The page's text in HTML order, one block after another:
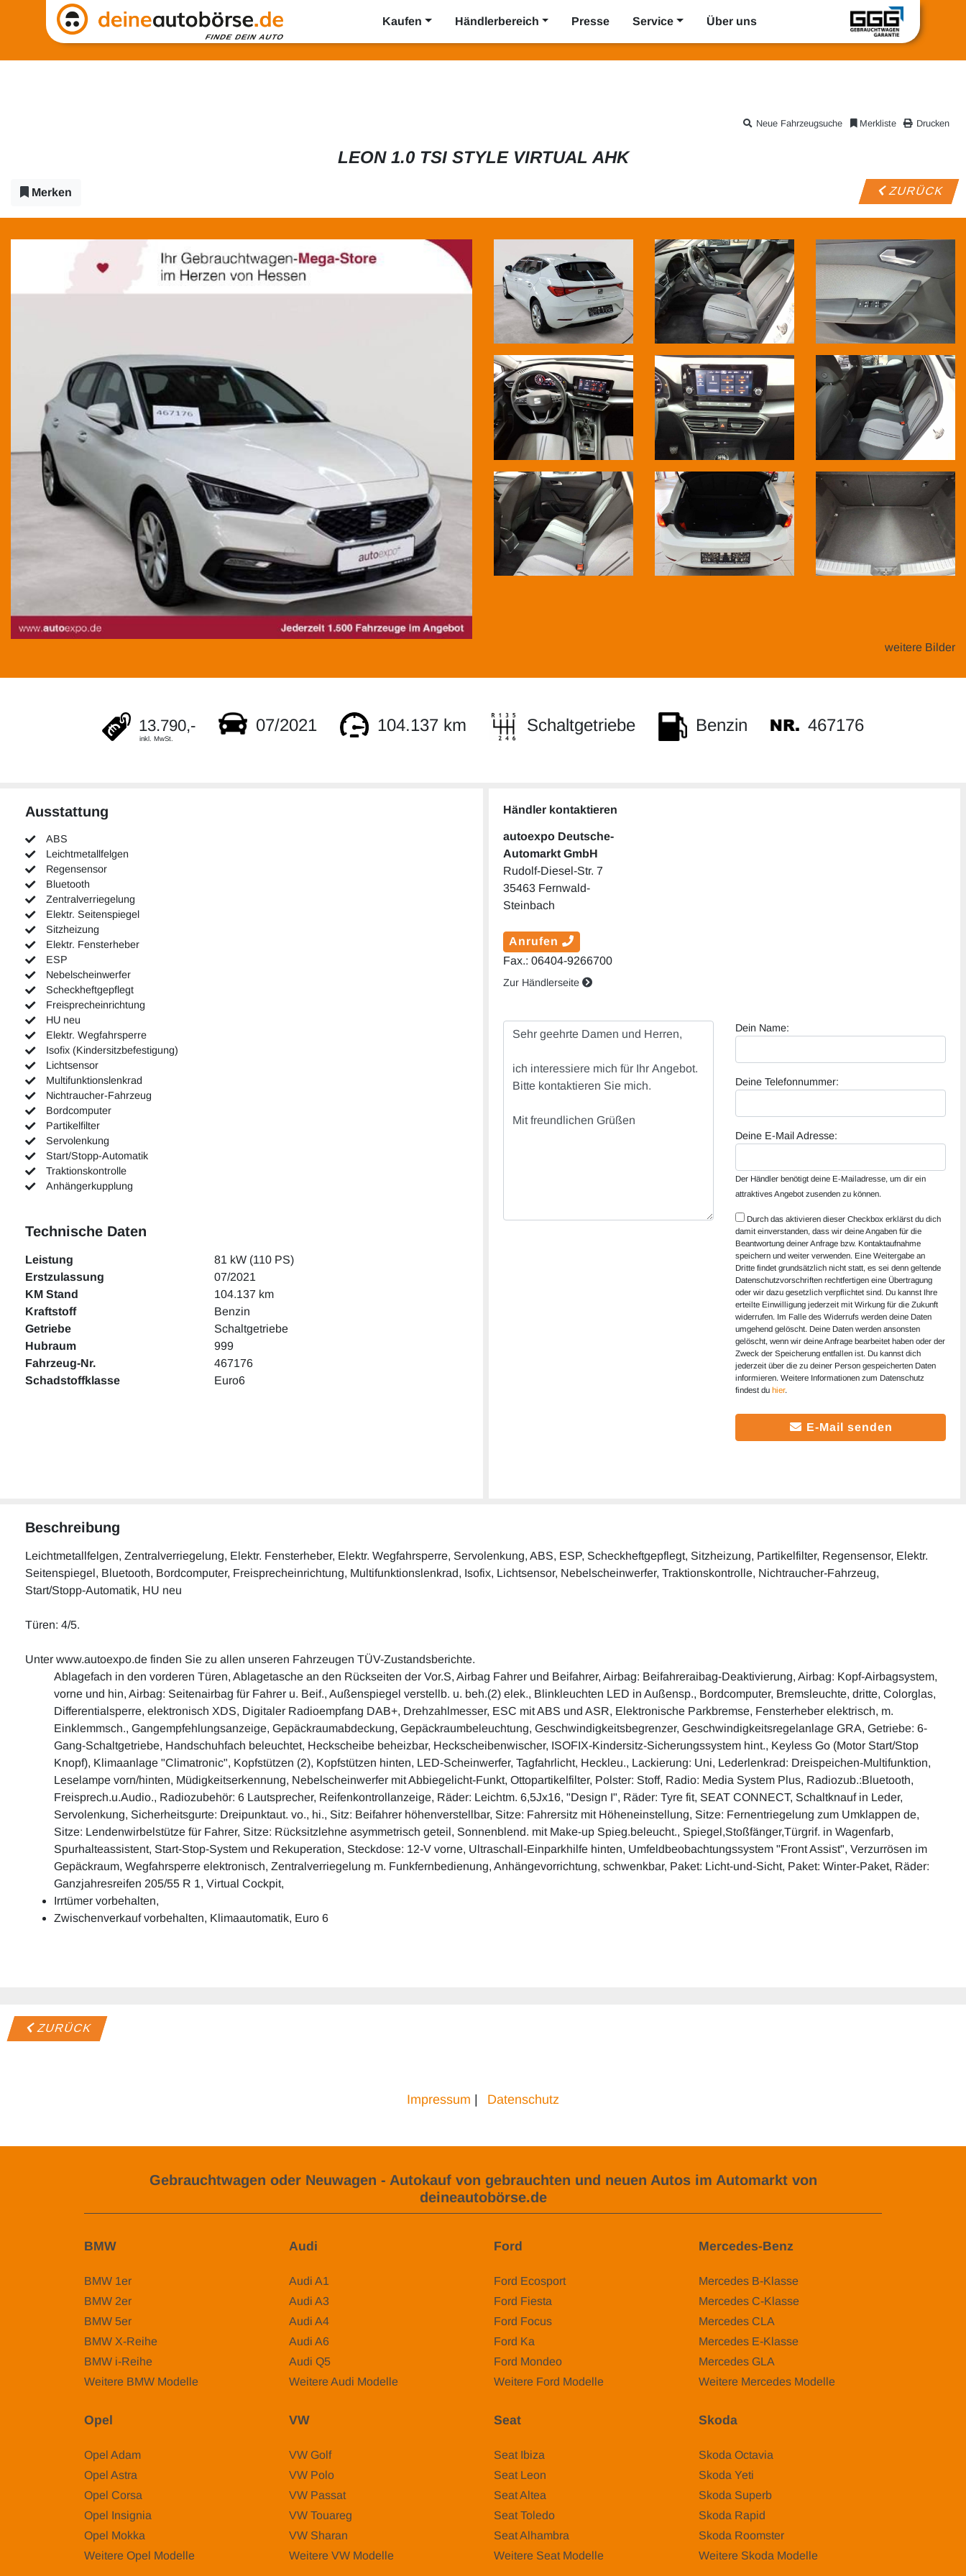
Kaufen Händlerbereich Presse Service Über uns
Drucken
Merkliste
Neue Fahrzeugsuche
LEON 1.0 TSI STYLE VIRTUAL AHK
Merken ZURÜCK
weitere Bilder
13.790,-
inkl. MwSt.
07/2021 104.137 km Schaltgetriebe Benzin 467176
Ausstattung
ABS
Leichtmetallfelgen
Regensensor
Bluetooth
Zentralverriegelung
Elektr. Seitenspiegel
Sitzheizung
Elektr. Fensterheber
ESP
Nebelscheinwerfer
Scheckheftgepflegt
Freisprecheinrichtung
HU neu
Elektr. Wegfahrsperre
Isofix (Kindersitzbefestigung)
Lichtsensor
Multifunktionslenkrad
Nichtraucher-Fahrzeug
Bordcomputer
Partikelfilter
Servolenkung
Start/Stopp-Automatik
Traktionskontrolle
Anhängerkupplung
Technische Daten
Leistung
81 kW (110 PS)
Erstzulassung
07/2021
KM Stand
104.137 km
Kraftstoff
Benzin
Getriebe
Schaltgetriebe
Hubraum
999
Fahrzeug-Nr.
467176
Schadstoffklasse
Euro6
Händler kontaktieren
autoexpo Deutsche-
Automarkt GmbH
Rudolf-Diesel-Str. 7
35463 Fernwald-
Steinbach
Anrufen
Fax.: 06404-9266700
Zur Händlerseite
Dein Name:
Deine Telefonnummer:
Deine E-Mail Adresse:
Der Händler benötigt deine E-Mailadresse, um dir ein
attraktives Angebot zusenden zu können.
Durch das aktivieren dieser Checkbox erklärst du dich
damit einverstanden, dass wir deine Angaben für die
Beantwortung deiner Anfrage bzw. Kontaktaufnahme
speichern und weiter verwenden. Eine Weitergabe an
Dritte findet grundsätzlich nicht statt, es sei denn geltende
Datenschutzvorschriften rechtfertigen eine Übertragung
oder wir dazu gesetzlich verpflichtet sind. Du kannst Ihre
erteilte Einwilligung jederzeit mit Wirkung für die Zukunft
widerrufen. Im Falle des Widerrufs werden deine Daten
umgehend gelöscht. Deine Daten werden ansonsten
gelöscht, wenn wir deine Anfrage bearbeitet haben oder der
Zweck der Speicherung entfallen ist. Du kannst dich
jederzeit über die zu deiner Person gespeicherten Daten
informieren. Weitere Informationen zum Datenschutz
findest du hier.
E-Mail senden
Beschreibung
Leichtmetallfelgen, Zentralverriegelung, Elektr. Fensterheber, Elektr. Wegfahrsperre, Servolenkung, ABS, ESP, Scheckheftgepflegt, Sitzheizung, Partikelfilter, Regensensor, Elektr.
Seitenspiegel, Bluetooth, Bordcomputer, Freisprecheinrichtung, Multifunktionslenkrad, Isofix, Lichtsensor, Nebelscheinwerfer, Traktionskontrolle, Nichtraucher-Fahrzeug,
Start/Stopp-Automatik, HU neu
Türen: 4/5.
Unter www.autoexpo.de finden Sie zu allen unseren Fahrzeugen TÜV-Zustandsberichte.
Ablagefach in den vorderen Türen, Ablagetasche an den Rückseiten der Vor.S, Airbag Fahrer und Beifahrer, Airbag: Beifahreraibag-Deaktivierung, Airbag: Kopf-Airbagsystem,
vorne und hin, Airbag: Seitenairbag für Fahrer u. Beif., Außenspiegel verstellb. u. beh.(2) elek., Blinkleuchten LED in Außensp., Bordcomputer, Bremsleuchte, dritte, Colorglas,
Differentialsperre, elektronisch XDS, Digitaler Radioempfang DAB+, Drehzahlmesser, ESC mit ABS und ASR, Elektronische Parkbremse, Fensterheber elektrisch, m.
Einklemmsch., Gangempfehlungsanzeige, Gepäckraumabdeckung, Gepäckraumbeleuchtung, Geschwindigkeitsbegrenzer, Geschwindigkeitsregelanlage GRA, Getriebe: 6-
Gang-Schaltgetriebe, Handschuhfach beleuchtet, Heckscheibe beheizbar, Heckscheibenwischer, ISOFIX-Kindersitz-Sicherungssystem hint., Keyless Go (Motor Start/Stop
Knopf), Klimaanlage "Climatronic", Kopfstützen (2), Kopfstützen hinten, LED-Scheinwerfer, Tagfahrlicht, Heckleu., Lackierung: Uni, Lederlenkrad: Dreispeichen-Multifunktion,
Leselampe vorn/hinten, Müdigkeitserkennung, Nebelscheinwerfer mit Abbiegelicht-Funkt, Ottopartikelfilter, Polster: Stoff, Radio: Media System Plus, Radiozub.:Bluetooth,
Freisprech.u.Audio., Radiozubehör: 6 Lautsprecher, Reifenkontrollanzeige, Räder: Leichtm. 6,5Jx16, "Design I", Räder: Tyre fit, SEAT CONNECT, Schaltknauf in Leder,
Servolenkung, Sicherheitsgurte: Dreipunktaut. vo., hi., Sitz: Beifahrer höhenverstellbar, Sitze: Fahrersitz mit Höheneinstellung, Sitze: Fernentriegelung zum Umklappen de,
Sitze: Lendenwirbelstütze für Fahrer, Sitze: Rücksitzlehne asymmetrisch geteil, Sonnenblend. mit Make-up Spieg.beleucht., Spiegel,Stoßfänger,Türgrif. in Wagenfarb,
Spurhalteassistent, Start-Stop-System und Rekuperation, Steckdose: 12-V vorne, Ultraschall-Einparkhilfe hinten, Umfeldbeobachtungssystem "Front Assist", Verzurrösen im
Gepäckraum, Wegfahrsperre elektronisch, Zentralverriegelung m. Funkfernbedienung, Anhängevorrichtung, schwenkbar, Paket: Licht-und-Sicht, Paket: Winter-Paket, Räder:
Ganzjahresreifen 205/55 R 1, Virtual Cockpit,
Irrtümer vorbehalten,
Zwischenverkauf vorbehalten, Klimaautomatik, Euro 6
ZURÜCK
Impressum Datenschutz
Gebrauchtwagen oder Neuwagen - Autokauf von gebrauchten und neuen Autos im Automarkt von
deineautobörse.de
BMW
BMW 1er
BMW 2er
BMW 5er
BMW X-Reihe
BMW i-Reihe
Weitere BMW Modelle
Audi
Audi A1
Audi A3
Audi A4
Audi A6
Audi Q5
Weitere Audi Modelle
Ford
Ford Ecosport
Ford Fiesta
Ford Focus
Ford Ka
Ford Mondeo
Weitere Ford Modelle
Mercedes-Benz
Mercedes B-Klasse
Mercedes C-Klasse
Mercedes CLA
Mercedes E-Klasse
Mercedes GLA
Weitere Mercedes Modelle
Opel
Opel Adam
Opel Astra
Opel Corsa
Opel Insignia
Opel Mokka
Weitere Opel Modelle
VW
VW Golf
VW Polo
VW Passat
VW Touareg
VW Sharan
Weitere VW Modelle
Seat
Seat Ibiza
Seat Leon
Seat Altea
Seat Toledo
Seat Alhambra
Weitere Seat Modelle
Skoda
Skoda Octavia
Skoda Yeti
Skoda Superb
Skoda Rapid
Skoda Roomster
Weitere Skoda Modelle